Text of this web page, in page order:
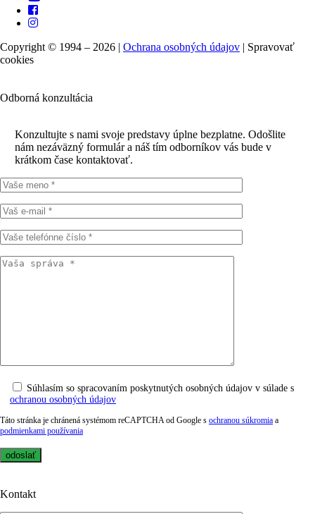
Copyright © 1994 – 2026 | Ochrana osobných údajov | Spravovať
cookies
Odborná konzultácia
Konzultujte s nami svoje predstavy úplne bezplatne. Odošlite
nám nezáväzný formulár a náš tím odborníkov vás bude v
krátkom čase kontaktovať.
Súhlasím so spracovaním poskytnutých osobných údajov v súlade s
ochranou osobných údajov
Táto stránka je chránená systémom reCAPTCHA od Google s ochranou súkromia a
podmienkami používania
Kontakt